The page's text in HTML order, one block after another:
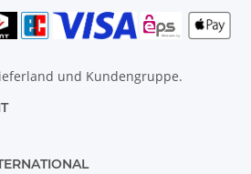
und Kundengruppe.